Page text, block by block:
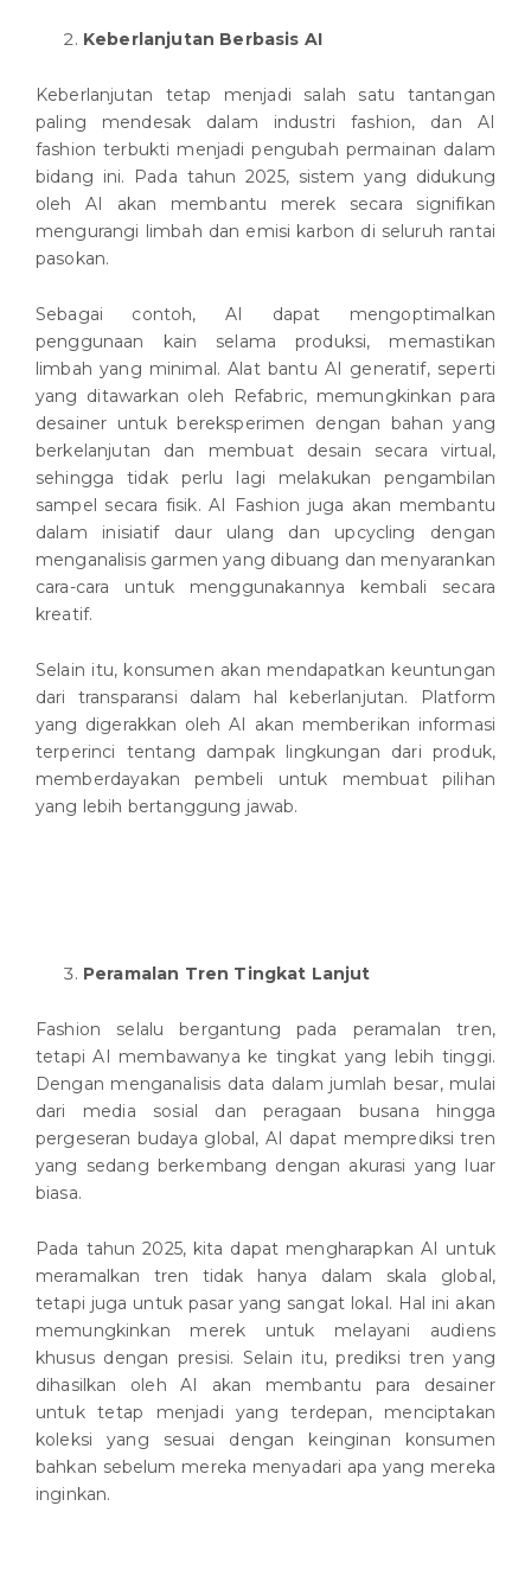
Keberlanjutan Berbasis AI
Keberlanjutan tetap menjadi salah satu tantangan
paling mendesak dalam industri fashion, dan AI
fashion terbukti menjadi pengubah permainan dalam
bidang ini. Pada tahun 2025, sistem yang didukung
oleh AI akan membantu merek secara signifikan
mengurangi limbah dan emisi karbon di seluruh rantai
pasokan.
Sebagai contoh, AI dapat mengoptimalkan
penggunaan kain selama produksi, memastikan
limbah yang minimal. Alat bantu AI generatif, seperti
yang ditawarkan oleh Refabric, memungkinkan para
desainer untuk bereksperimen dengan bahan yang
berkelanjutan dan membuat desain secara virtual,
sehingga tidak perlu lagi melakukan pengambilan
sampel secara fisik. AI Fashion juga akan membantu
dalam inisiatif daur ulang dan upcycling dengan
menganalisis garmen yang dibuang dan menyarankan
cara-cara untuk menggunakannya kembali secara
kreatif.
Selain itu, konsumen akan mendapatkan keuntungan
dari transparansi dalam hal keberlanjutan. Platform
yang digerakkan oleh AI akan memberikan informasi
terperinci tentang dampak lingkungan dari produk,
memberdayakan pembeli untuk membuat pilihan
yang lebih bertanggung jawab.
Peramalan Tren Tingkat Lanjut
Fashion selalu bergantung pada peramalan tren,
tetapi AI membawanya ke tingkat yang lebih tinggi.
Dengan menganalisis data dalam jumlah besar, mulai
dari media sosial dan peragaan busana hingga
pergeseran budaya global, AI dapat memprediksi tren
yang sedang berkembang dengan akurasi yang luar
biasa.
Pada tahun 2025, kita dapat mengharapkan AI untuk
meramalkan tren tidak hanya dalam skala global,
tetapi juga untuk pasar yang sangat lokal. Hal ini akan
memungkinkan merek untuk melayani audiens
khusus dengan presisi. Selain itu, prediksi tren yang
dihasilkan oleh AI akan membantu para desainer
untuk tetap menjadi yang terdepan, menciptakan
koleksi yang sesuai dengan keinginan konsumen
bahkan sebelum mereka menyadari apa yang mereka
inginkan.